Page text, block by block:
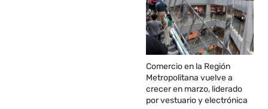
Comercio en la Región
Metropolitana vuelve a
crecer en marzo, liderado
por vestuario y electrónica